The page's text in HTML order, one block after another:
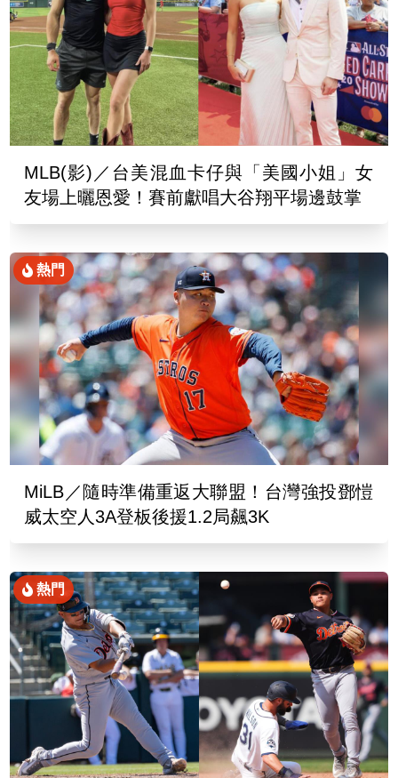
MLB(影)／台美混血卡仔與「美國小姐」女
友場上曬恩愛！賽前獻唱大谷翔平場邊鼓掌
熱門
MiLB／隨時準備重返大聯盟！台灣強投鄧愷
威太空人3A登板後援1.2局飆3K
熱門